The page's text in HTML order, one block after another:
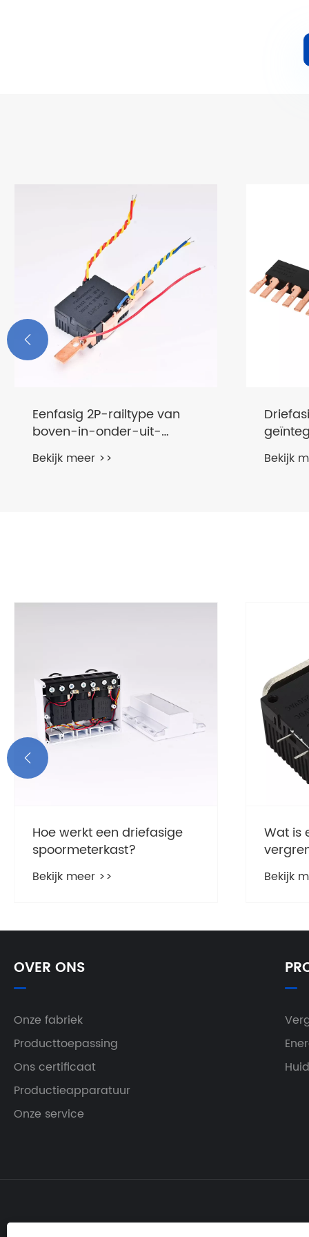
Eenfasig 2P-railtype van
boven-in-onder-uit-
vergrendelrelais
Bekijk meer >> Bekijk

Hoe werkt een driefasige
spoormeterkast?
Bekijk meer >>
Wat is
is dit
Bekijk

OVER ONS
Onze fabriek
Producttoepassing
Ons certificaat
Productieapparatuur
Onze service